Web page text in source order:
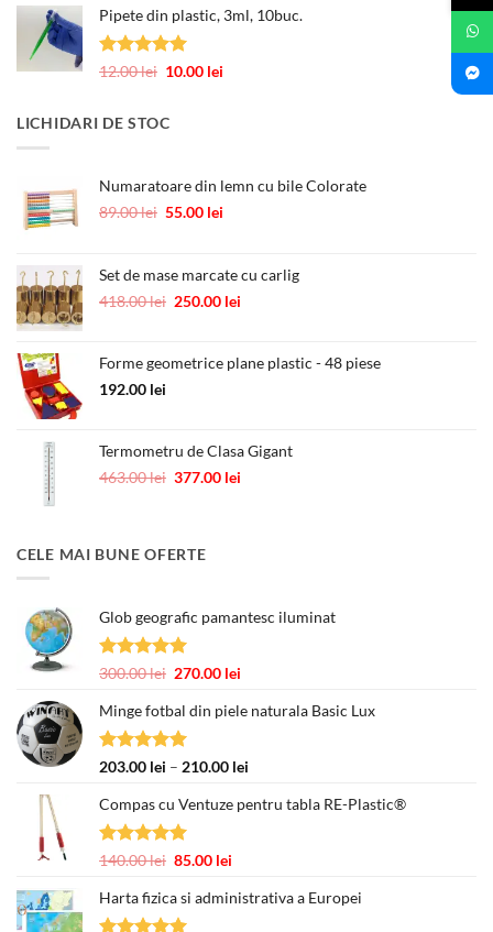
245.00 lei
a
fost:
este:
Pipete din plastic, 3ml, 10buc.
Evaluat la
12.00lei Prețul
fost:
10.00 lei
LICHIDARI DE STOC
Numaratoare din lemn cu bile Colorate
89.00lei Prețul
fost:
89.00 lei.
55.00 lei
55.00 lei.
Set de mase marcate cu carlig
418.00lei Prețul
fost:
250.00 lei
250.00 lei.
Forme geometrice plane plastic - 48 piese
192.00 lei
Termometru de Clasa Gigant
463.00lei Prețul
463.00 lei.
377.00 lei
CELE MAI BUNE OFERTE
Glob geografic pamantesc iluminat
Evaluat la
300.00lei Prețul
a
fost:
270.00 lei
este:
Minge fotbal din piele naturala Basic Lux
Evaluat la
203.00 lei – 210.00 lei
prețuri:
210.00 lei
Compas cu Ventuze pentru tabla RE-Plastic®
Evaluat la
140.00lei Prețul
a
fost:
85.00 lei
este:
Harta fizica si administrativa a Europei